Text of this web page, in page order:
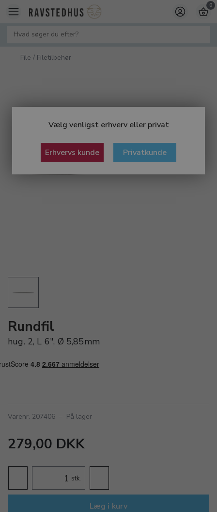
Vælg venligst erhverv eller privat
Erhvervs kunde Privatkunde
0
File / Filetilbehør
Rundfil
hug. 2, L 6", Ø 5,85mm
Varenr. 207406 – På lager
279,00 DKK
stk.
Læg i kurv